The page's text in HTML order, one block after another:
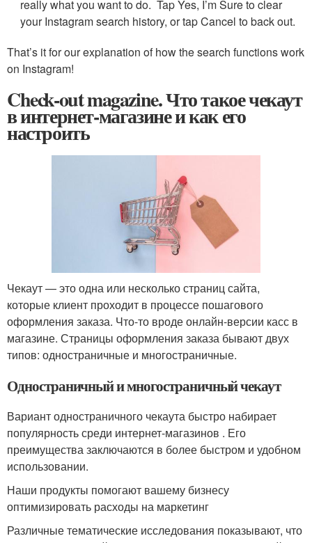
really what you want to do. Tap Yes, I’m Sure to clear
your Instagram search history, or tap Cancel to back out.
That’s it for our explanation of how the search functions work
on Instagram!
Check-out magazine. Что такое чекаут
в интернет-магазине и как его
настроить
Чекаут — это одна или несколько страниц сайта,
которые клиент проходит в процессе пошагового
оформления заказа. Что-то вроде онлайн-версии касс в
магазине. Страницы оформления заказа бывают двух
типов: одностраничные и многостраничные.
Одностраничный и многостраничный чекаут
Вариант одностраничного чекаута быстро набирает
популярность среди интернет-магазинов . Его
преимущества заключаются в более быстром и удобном
использовании.
Наши продукты помогают вашему бизнесу
оптимизировать расходы на маркетинг
Различные тематические исследования показывают, что